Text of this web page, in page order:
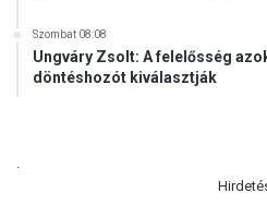
Szombat 08:08
Ungváry Zsolt: A felelősség
döntéshozót kiválasztják